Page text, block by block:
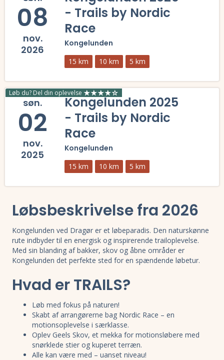
08
nov.
2026
- Trails by Nordic
Race
Kongelunden
15 km 10 km 5 km
Løb du? Del din oplevelse
søn.
02
nov.
2025
Kongelunden 2025
- Trails by Nordic
Race
Kongelunden
15 km 10 km 5 km
Løbsbeskrivelse fra 2026
Kongelunden ved Dragør er et løbeparadis. Den naturskønne
rute indbyder til en energisk og inspirerende trailoplevelse.
Med sin blanding af bakker, skov og åbne områder er
Kongelunden det perfekte sted for en spændende løbetur.
Hvad er TRAILS?
Løb med fokus på naturen!
Skabt af arrangørerne bag Nordic Race – en
motionsoplevelse i særklasse.
Oplev Geels Skov, et mekka for motionsløbere med
snørklede stier og kuperet terræn.
Alle kan være med – uanset niveau!